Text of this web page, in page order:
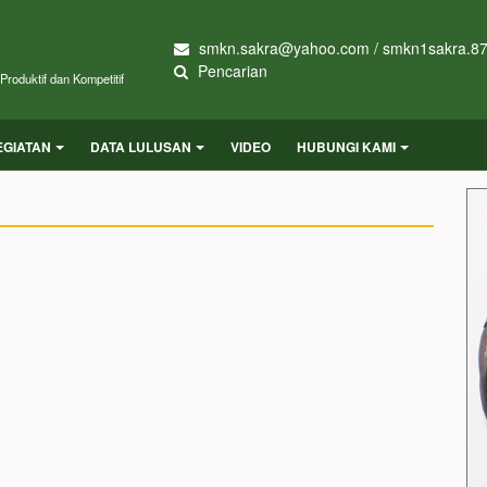
dan Kompetitif
smkn.sakra@yahoo.com /
Pencarian
DATA LULUSAN VIDEO HUBUNGI KAMI